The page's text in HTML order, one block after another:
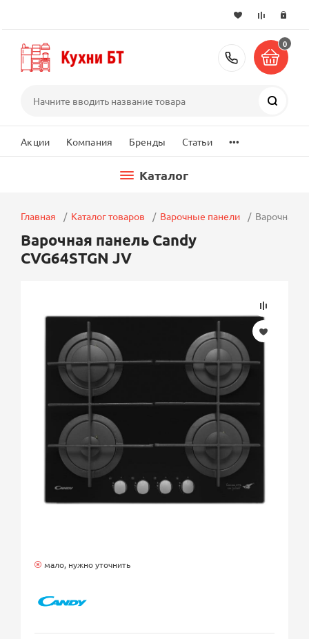
+7 (495)
0
Акции Компания Бренды Статьи ...
Каталог
Главная Каталог товаров Варочные панели Варочная
Варочная панель Candy
CVG64STGN JV
мало, нужно уточнить